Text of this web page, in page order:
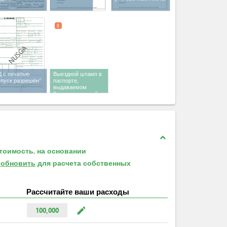
с печатью
разрешён"
Выездной штамп в
паспорте,
выдаваемом
Государственной
службы
8
expand_less
на основании
обновить для расчета собственных
Рассчитайте ваши расходы
100,000 mode_edit